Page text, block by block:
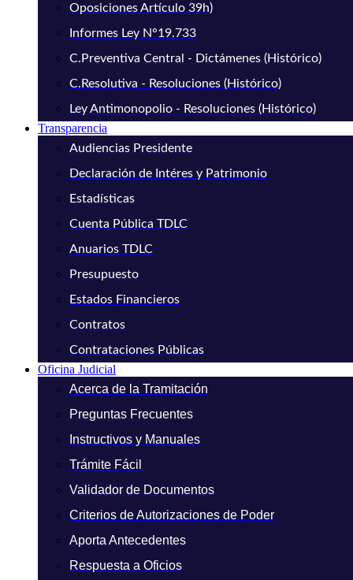
Oposiciones Artículo 39h)
Informes Ley N°19.733
C.Preventiva Central - Dictámenes (Histórico)
C.Resolutiva - Resoluciones (Histórico)
Ley Antimonopolio - Resoluciones (Histórico)
Transparencia
Audiencias Presidente
Declaración de Intéres y Patrimonio
Estadísticas
Cuenta Pública TDLC
Anuarios TDLC
Presupuesto
Estados Financieros
Contratos
Contrataciones Públicas
Oficina Judicial
Acerca de la Tramitación
Preguntas Frecuentes
Instructivos y Manuales
Trámite Fácil
Validador de Documentos
Criterios de Autorizaciones de Poder
Aporta Antecedentes
Respuesta a Oficios